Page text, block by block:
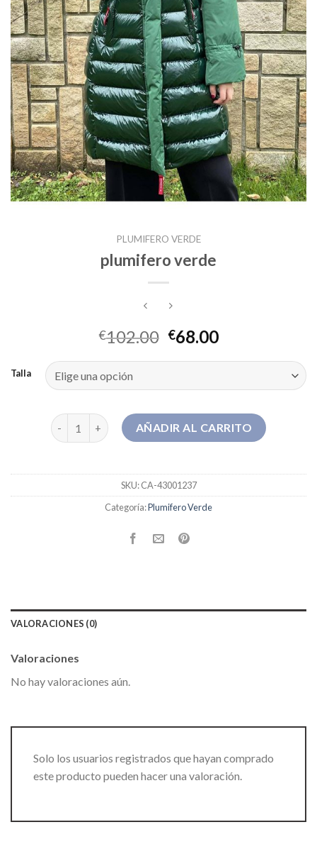
PLUMIFERO VERDE
plumifero verde
€102.00 €68.00
Talla
plumifero verde cantidadAÑADIR AL CARRITO
SKU:CA-43001237
Categoría:Plumifero Verde
VALORACIONES (0)
Valoraciones
No hay valoraciones aún.
Solo los usuarios registrados que hayan comprado
este producto pueden hacer una valoración.